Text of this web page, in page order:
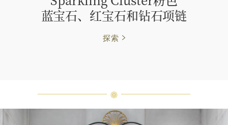
蓝⁠宝⁠石、红宝石和钻石项链
探索